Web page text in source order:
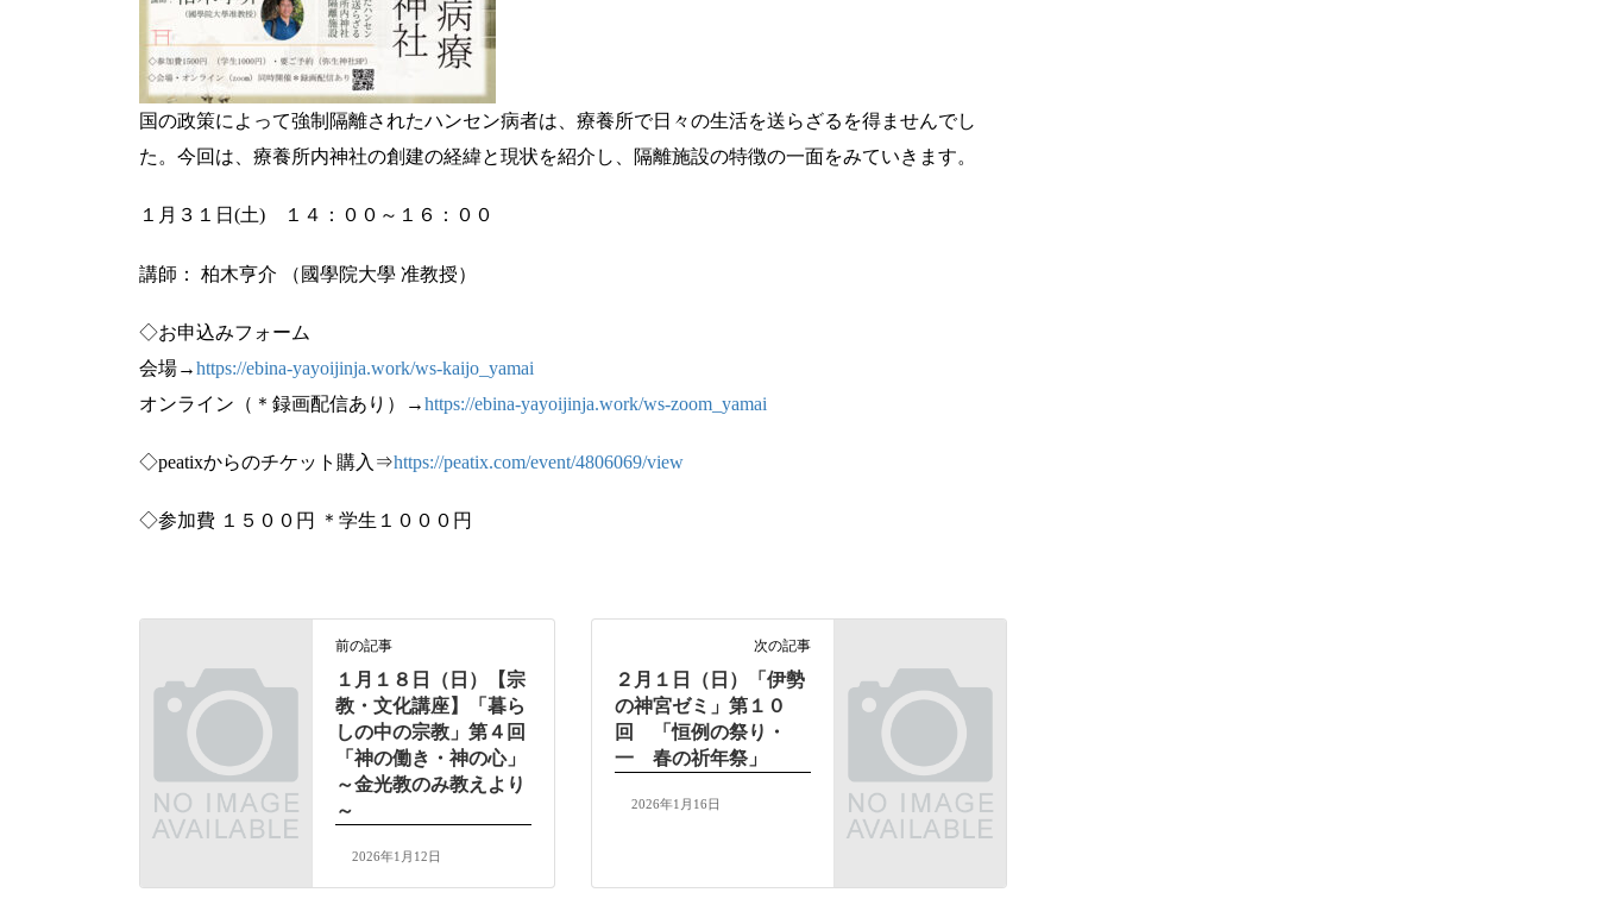
国の政策によって強制隔離されたハンセン病者は、療養所で日々の生活を送らざるを得ませんでし
た。今回は、療養所内神社の創建の経緯と現状を紹介し、隔離施設の特徴の一面をみていきます。
１月３１日(土) １４：００～１６：００
講師： 柏木亨介 （國學院大學 准教授）
◇お申込みフォーム
会場→https://ebina-yayoijinja.work/ws-kaijo_yamai
オンライン（＊録画配信あり）→https://ebina-yayoijinja.work/ws-zoom_yamai
◇peatixからのチケット購入⇒https://peatix.com/event/4806069/view
◇参加費 １５００円 ＊学生１０００円
前の記事
１月１８日（日）【宗
教・文化講座】「暮ら
しの中の宗教」第４回
「神の働き・神の心」
～金光教のみ教えより
～
2026年1月12日
次の記事
２月１日（日）「伊勢
の神宮ゼミ」第１０
回 「恒例の祭り・
一 春の祈年祭」
2026年1月16日